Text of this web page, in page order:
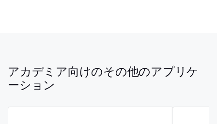
アカデミア向けのその他のアプリケ
ーション